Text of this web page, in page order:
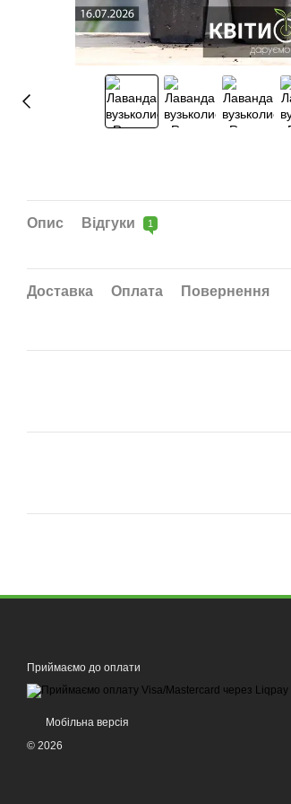
Опис Відгуки 1
Доставка Оплата Повернення
Приймаємо до оплати
Мобільна версія
© 2026